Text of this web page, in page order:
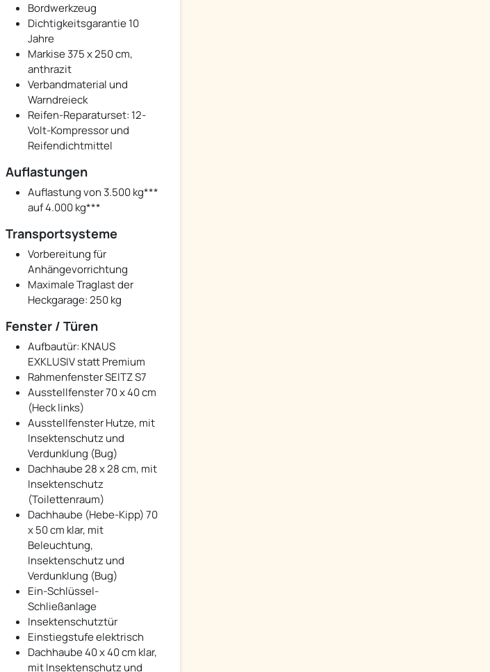
Bordwerkzeug
Dichtigkeitsgarantie 10
Jahre
Markise 375 x 250 cm,
anthrazit
Verbandmaterial und
Warndreieck
Reifen-Reparaturset: 12-
Volt-Kompressor und
Reifendichtmittel
Auflastungen
Auflastung von 3.500 kg***
auf 4.000 kg***
Transportsysteme
Vorbereitung für
Anhängevorrichtung
Maximale Traglast der
Heckgarage: 250 kg
Fenster / Türen
Aufbautür: KNAUS
EXKLUSIV statt Premium
Rahmenfenster SEITZ S7
Ausstellfenster 70 x 40 cm
(Heck links)
Ausstellfenster Hutze, mit
Insektenschutz und
Verdunklung (Bug)
Dachhaube 28 x 28 cm, mit
Insektenschutz
(Toilettenraum)
Dachhaube (Hebe-Kipp) 70
x 50 cm klar, mit
Beleuchtung,
Insektenschutz und
Verdunklung (Bug)
Ein-Schlüssel-
Schließanlage
Insektenschutztür
Einstiegstufe elektrisch
Dachhaube 40 x 40 cm klar,
mit Insektenschutz und